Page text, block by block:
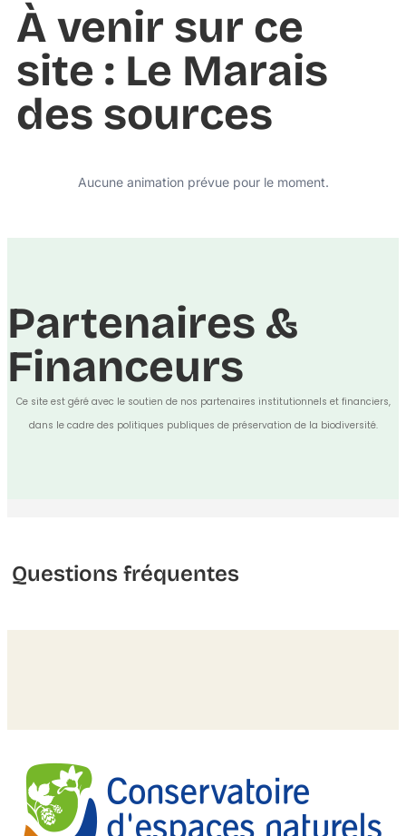
À venir sur ce
site : Le Marais
des sources
Aucune animation prévue pour le moment.
Partenaires &
Financeurs
Ce site est géré avec le soutien de nos partenaires institutionnels et financiers,
dans le cadre des politiques publiques de préservation de la biodiversité.
Questions fréquentes